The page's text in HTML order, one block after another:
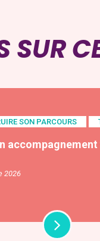
SUR
SON PARCOURS
accompagnement
2026